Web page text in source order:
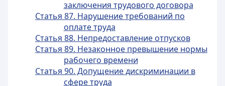
заключения трудового договора
Статья 87. Нарушение требований по
оплате труда
Статья 88. Непредоставление отпусков
Статья 89. Незаконное превышение нормы
рабочего времени
Статья 90. Допущение дискриминации в
сфере труда